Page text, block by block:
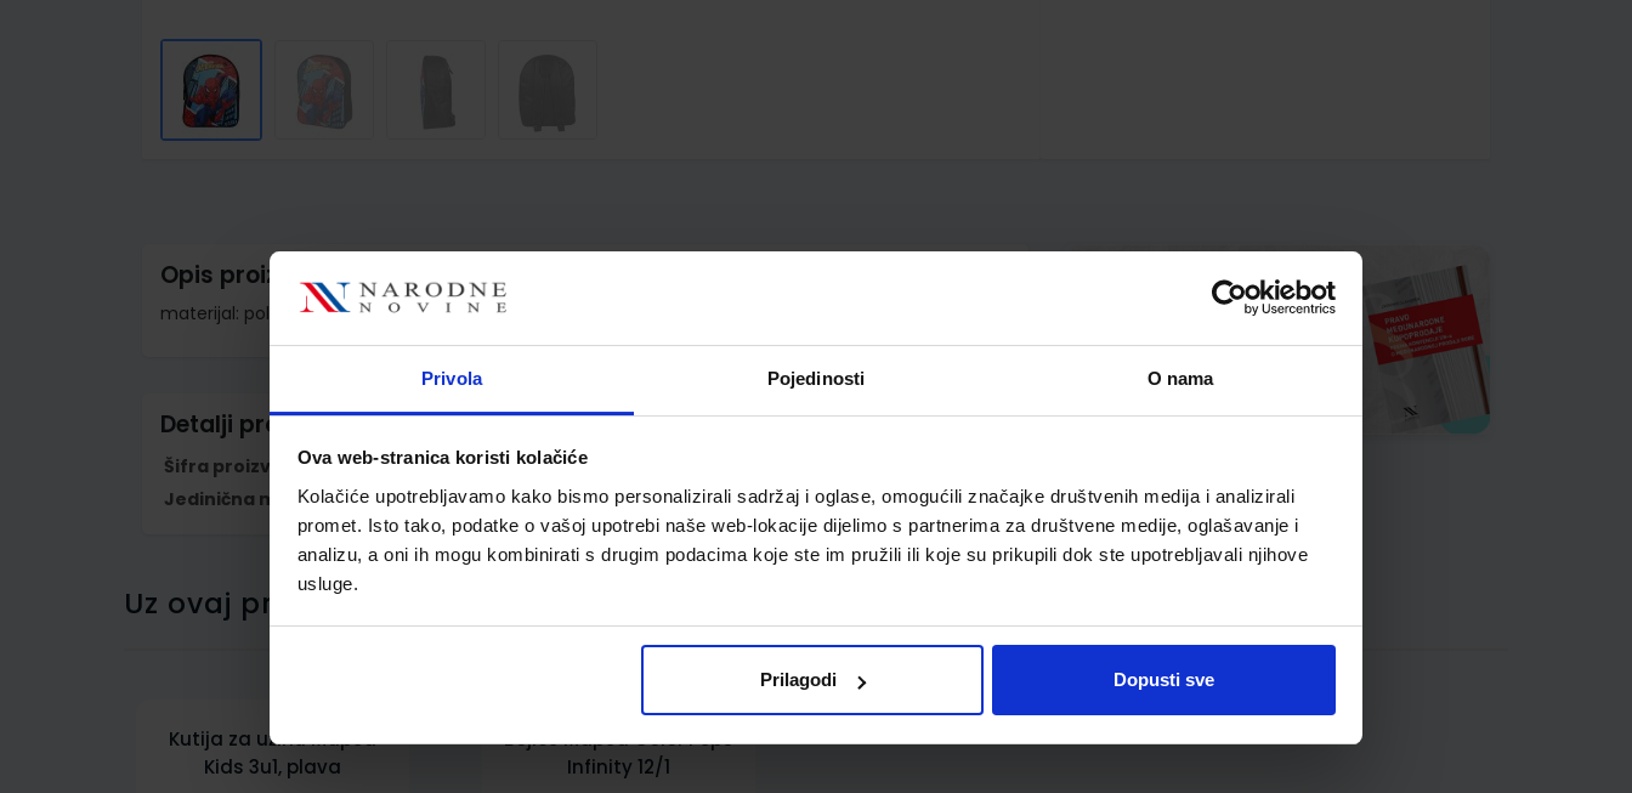
Privola Pojedinosti O nama
Ova web-stranica koristi kolačiće
Kolačiće upotrebljavamo kako bismo personalizirali sadržaj i oglase, omogućili značajke društvenih medija i analizirali
promet. Isto tako, podatke o vašoj upotrebi naše web-lokacije dijelimo s partnerima za društvene medije, oglašavanje i
analizu, a oni ih mogu kombinirati s drugim podacima koje ste im pružili ili koje su prikupili dok ste upotrebljavali njihove
usluge.
Prilagodi Dopusti sve
gallery
Opis proizvoda
materijal: poliester; dimenzije: 32 x 25 x 11 cm; glavni pretinac; podesive naramenice
Detalji proizvoda
Šifra proizvoda
589248
Jedinična mjera
kom
Uz ovaj proizvod kupci su kupili i ovo…
Kutija za užinu Maped
Kids 3u1, plava
Bojice Maped Color'Peps
Infinity 12/1